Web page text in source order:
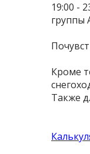
19:00 -
группы
Кроме
Также